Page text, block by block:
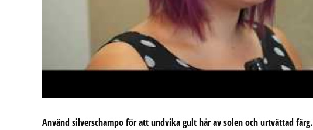
Använd silverschampo för att undvika gult hår av solen och urtvättad färg.